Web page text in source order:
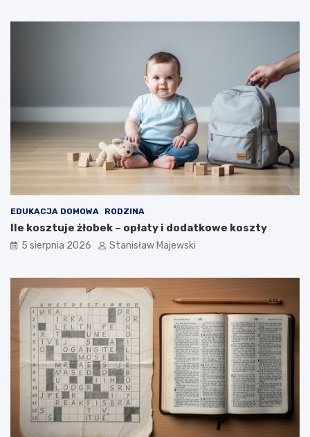
EDUKACJA DOMOWA RODZINA
Ile kosztuje żłobek – opłaty i dodatkowe koszty
5 sierpnia 2026 Stanisław Majewski